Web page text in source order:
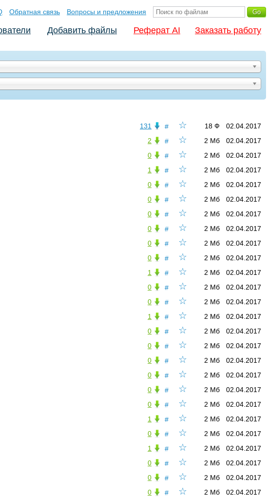
Обратная связь Вопросы и предложения
Добавить файлы Реферат AI Заказать работу
☆
# 02.04.2017
18 Ф
131
☆
# 02.04.2017
2 Мб
2
☆
# 02.04.2017
2 Мб
0
☆
# 02.04.2017
2 Мб
1
☆
# 02.04.2017
2 Мб
0
☆
# 02.04.2017
2 Мб
0
☆
# 02.04.2017
2 Мб
0
☆
# 02.04.2017
2 Мб
0
☆
# 02.04.2017
2 Мб
0
☆
# 02.04.2017
2 Мб
0
☆
# 02.04.2017
2 Мб
1
☆
# 02.04.2017
2 Мб
0
☆
# 02.04.2017
2 Мб
0
☆
# 02.04.2017
2 Мб
1
☆
# 02.04.2017
2 Мб
0
☆
# 02.04.2017
2 Мб
0
☆
# 02.04.2017
2 Мб
0
☆
# 02.04.2017
2 Мб
0
☆
# 02.04.2017
2 Мб
0
☆
# 02.04.2017
2 Мб
0
☆
# 02.04.2017
2 Мб
1
☆
# 02.04.2017
2 Мб
0
☆
# 02.04.2017
2 Мб
1
☆
# 02.04.2017
2 Мб
0
☆
# 02.04.2017
2 Мб
0
☆
# 02.04.2017
2 Мб
0